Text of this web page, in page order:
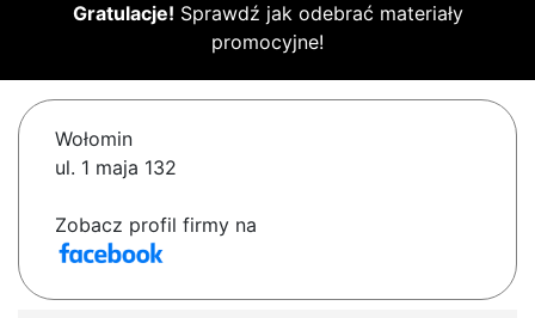
Gratulacje! Sprawdź jak odebrać materiały
promocyjne!
Wołomin
ul. 1 maja 132
Zobacz profil firmy na